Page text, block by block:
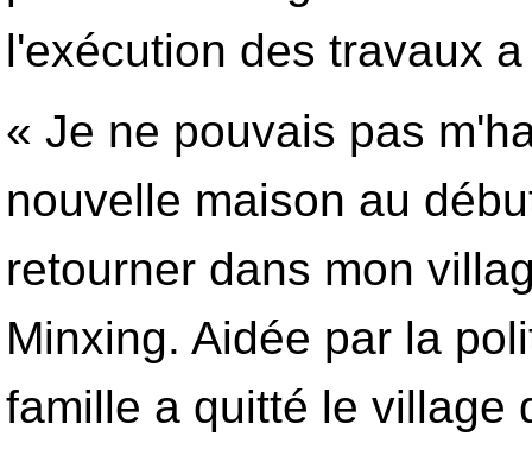
l'exécution des travaux
« Je ne pouvais pas
nouvelle maison au
retourner dans mon
Minxing. Aidée par la
famille a quitté le village